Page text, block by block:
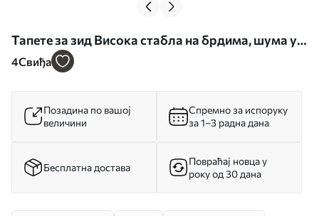
Тапете за зид Висока стабла на брдима, шума у ​​
магли бр. u97190
4Свиђа
Позадина по вашој
величини
Спремно за испоруку
за 1–3 радна дана
Бесплатна достава
Повраћај новца у
року од 30 дана